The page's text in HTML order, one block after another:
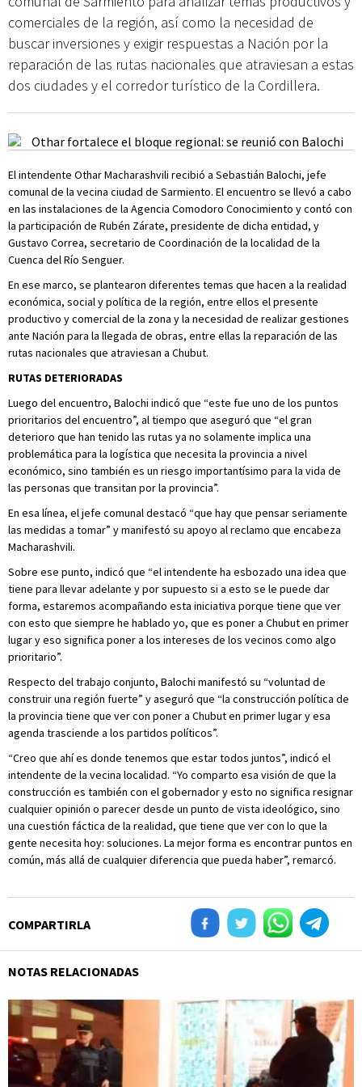
comerciales de la región, así como la necesidad de
buscar inversiones y exigir respuestas a Nación por la
reparación de las rutas nacionales que atraviesan a estas
dos ciudades y el corredor turístico de la Cordillera.
El intendente Othar Macharashvili recibió a Sebastián Balochi, jefe
comunal de la vecina ciudad de Sarmiento. El encuentro se llevó a cabo
en las instalaciones de la Agencia Comodoro Conocimiento y contó con
la participación de Rubén Zárate, presidente de dicha entidad, y
Gustavo Correa, secretario de Coordinación de la localidad de la
Cuenca del Río Senguer.
En ese marco, se plantearon diferentes temas que hacen a la realidad
económica, social y política de la región, entre ellos el presente
productivo y comercial de la zona y la necesidad de realizar gestiones
ante Nación para la llegada de obras, entre ellas la reparación de las
rutas nacionales que atraviesan a Chubut.
RUTAS DETERIORADAS
Luego del encuentro, Balochi indicó que “este fue uno de los puntos
prioritarios del encuentro”, al tiempo que aseguró que “el gran
deterioro que han tenido las rutas ya no solamente implica una
problemática para la logística que necesita la provincia a nivel
económico, sino también es un riesgo importantísimo para la vida de
las personas que transitan por la provincia”.
En esa línea, el jefe comunal destacó “que hay que pensar seriamente
las medidas a tomar” y manifestó su apoyo al reclamo que encabeza
Macharashvili.
Sobre ese punto, indicó que “el intendente ha esbozado una idea que
tiene para llevar adelante y por supuesto si a esto se le puede dar
forma, estaremos acompañando esta iniciativa porque tiene que ver
con esto que siempre he hablado yo, que es poner a Chubut en primer
lugar y eso significa poner a los intereses de los vecinos como algo
prioritario”.
Respecto del trabajo conjunto, Balochi manifestó su “voluntad de
construir una región fuerte” y aseguró que “la construcción política de
la provincia tiene que ver con poner a Chubut en primer lugar y esa
agenda trasciende a los partidos políticos”.
“Creo que ahí es donde tenemos que estar todos juntos”, indicó el
intendente de la vecina localidad. “Yo comparto esa visión de que la
construcción es también con el gobernador y esto no significa resignar
cualquier opinión o parecer desde un punto de vista ideológico, sino
una cuestión fáctica de la realidad, que tiene que ver con lo que la
gente necesita hoy: soluciones. La mejor forma es encontrar puntos en
común, más allá de cualquier diferencia que pueda haber”, remarcó.
COMPARTIRLA
NOTAS RELACIONADAS